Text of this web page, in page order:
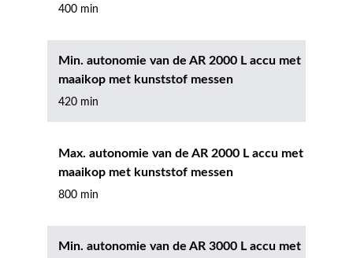
400 min
Min. autonomie van de AR 2000 L accu met
maaikop met kunststof messen
420 min
Max. autonomie van de AR 2000 L accu met
maaikop met kunststof messen
800 min
Min. autonomie van de AR 3000 L accu met